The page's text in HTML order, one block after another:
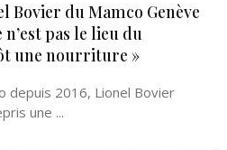
Bovier du Mamco Genève
pas le lieu du
une nourriture »
depuis 2016, Lionel Bovier
une ...